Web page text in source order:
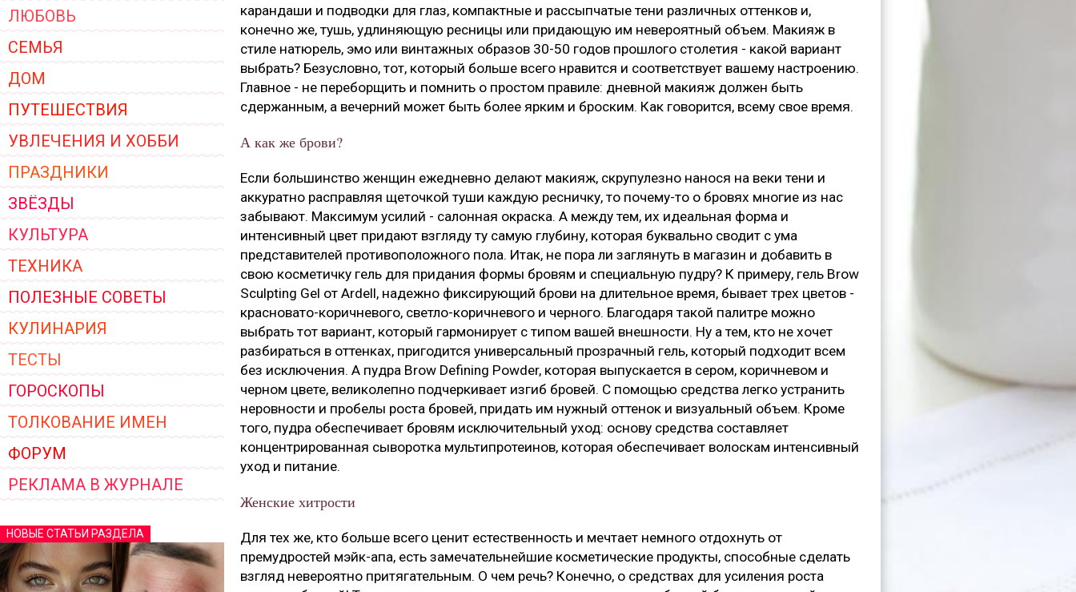
ЛЮБОВЬ
СЕМЬЯ
ДОМ
ПУТЕШЕСТВИЯ
УВЛЕЧЕНИЯ И ХОББИ
ПРАЗДНИКИ
ЗВЁЗДЫ
КУЛЬТУРА
ТЕХНИКА
ПОЛЕЗНЫЕ СОВЕТЫ
КУЛИНАРИЯ
ТЕСТЫ
ГОРОСКОПЫ
ТОЛКОВАНИЕ ИМЕН
ФОРУМ
РЕКЛАМА В ЖУРНАЛЕ
НОВЫЕ СТАТЬИ РАЗДЕЛА
карандаши и подводки для глаз, компактные и рассыпчатые тени различных оттенков и,
конечно же, тушь, удлиняющую ресницы или придающую им невероятный объем. Макияж в
стиле натюрель, эмо или винтажных образов 30-50 годов прошлого столетия - какой вариант
выбрать? Безусловно, тот, который больше всего нравится и соответствует вашему настроению.
Главное - не переборщить и помнить о простом правиле: дневной макияж должен быть
сдержанным, а вечерний может быть более ярким и броским. Как говорится, всему свое время.
А как же брови?
Если большинство женщин ежедневно делают макияж, скрупулезно нанося на веки тени и
аккуратно расправляя щеточкой туши каждую ресничку, то почему-то о бровях многие из нас
забывают. Максимум усилий - салонная окраска. А между тем, их идеальная форма и
интенсивный цвет придают взгляду ту самую глубину, которая буквально сводит с ума
представителей противоположного пола. Итак, не пора ли заглянуть в магазин и добавить в
свою косметичку гель для придания формы бровям и специальную пудру? К примеру, гель Brow
Sculpting Gel от Ardell, надежно фиксирующий брови на длительное время, бывает трех цветов -
красновато-коричневого, светло-коричневого и черного. Благодаря такой палитре можно
выбрать тот вариант, который гармонирует с типом вашей внешности. Ну а тем, кто не хочет
разбираться в оттенках, пригодится универсальный прозрачный гель, который подходит всем
без исключения. А пудра Brow Defining Powder, которая выпускается в сером, коричневом и
черном цвете, великолепно подчеркивает изгиб бровей. С помощью средства легко устранить
неровности и пробелы роста бровей, придать им нужный оттенок и визуальный объем. Кроме
того, пудра обеспечивает бровям исключительный уход: основу средства составляет
концентрированная сыворотка мультипротеинов, которая обеспечивает волоскам интенсивный
уход и питание.
Женские хитрости
Для тех же, кто больше всего ценит естественность и мечтает немного отдохнуть от
премудростей мэйк-апа, есть замечательнейшие косметические продукты, способные сделать
взгляд невероятно притягательным. О чем речь? Конечно, о средствах для усиления роста